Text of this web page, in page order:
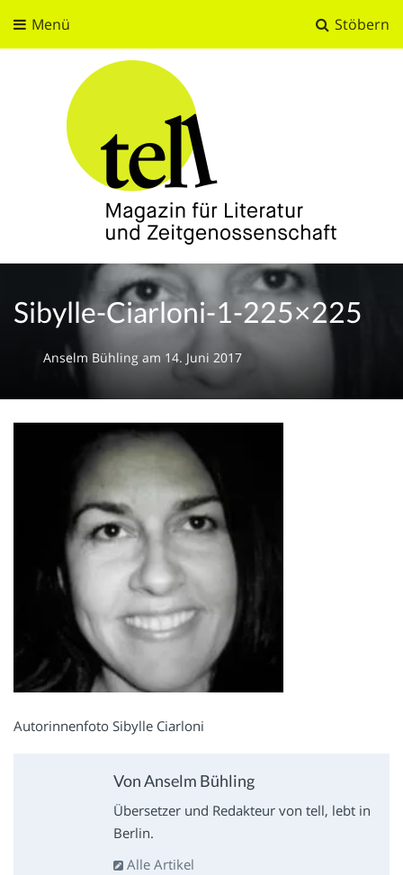
Stöbern
Menü
tell
Magazin für Literatur und Zeitgenossenschaft
Sibylle-Ciarloni-1-225×225
Anselm Bühling am 14. Juni 2017
Autorinnenfoto Sibylle Ciarloni
Von Anselm Bühling
Übersetzer und Redakteur von tell, lebt in
Berlin.
Alle Artikel